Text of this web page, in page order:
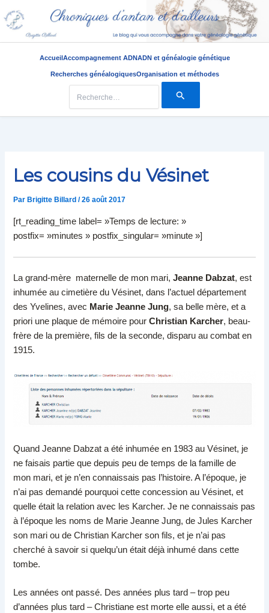
AccueilAccompagnement ADNADN et généalogie génétique
Recherches généalogiquesOrganisation et méthodes
Rechercher :
Les cousins du Vésinet
Par Brigitte Billard/26 août 2017
[rt_reading_time label= »Temps de lecture: »
postfix= »minutes » postfix_singular= »minute »]
La grand-mère maternelle de mon mari,Jeanne Dabzat, est
inhumée au cimetière du Vésinet, dans l’actuel département
des Yvelines, avec Marie Jeanne Jung, sa belle mère, et a
priori une plaque de mémoire pourChristian Karcher, beau-
frère de la première, fils de la seconde, disparu au combat en
1915.
Quand Jeanne Dabzat a été inhumée en 1983 au Vésinet, je
ne faisais partie que depuis peu de temps de la famille de
mon mari, et je n’en connaissais pas l’histoire. A l’époque, je
n’ai pas demandé pourquoi cette concession au Vésinet, et
quelle était la relation avec les Karcher. Je ne connaissais pas
à l’époque les noms de Marie Jeanne Jung, de Jules Karcher
son mari ou de Christian Karcher son fils, et je n’ai pas
cherché à savoir si quelqu’un était déjà inhumé dans cette
tombe.
Les années ont passé. Des années plus tard – trop peu
d’années plus tard – Christiane est morte elle aussi, et a été